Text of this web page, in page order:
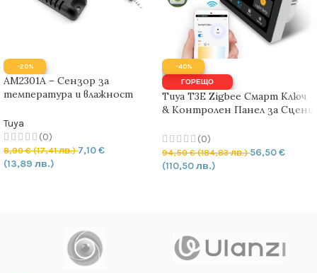
-20%
AM2301A – Сензор за
температура и влажност
Tuya
(0)
8,90€(17,41 лв.)7,10€
(13,89 лв.)
-40%
ГОРЕЩО
Tuya T3E Zigbee Смарт Ключ
& Контролен Панел за Сцени
(0)
94,50€(184,83 лв.)56,50€
(110,50 лв.)